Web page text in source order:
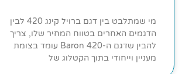
מי שמתלבט בין דגם ברויל קינג 420 לבין
הדגמים האחרים בטווח המחיר שלו, צריך
להבין שדגם ה-Baron 420 עומד בצומת
מעניין וייחודי בתוך הקטלוג של